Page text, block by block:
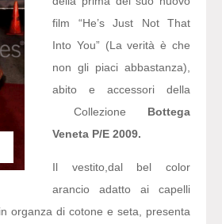
film “He’s Just Not That
Into You” (La verità è che
non gli piaci abbastanza),
abito e accessori della
Collezione Bottega
Veneta P/E 2009.
Il vestito,dal bel color
arancio adatto ai capelli
organza di cotone e seta, presenta